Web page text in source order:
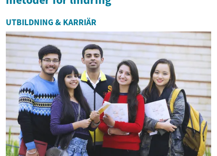
UTBILDNING & KARRIÄR